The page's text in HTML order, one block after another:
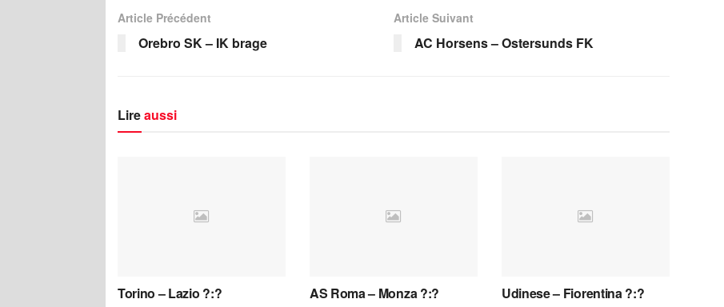
Article Précédent
Orebro SK – IK brage
Article Suivant
AC Horsens – Ostersunds FK
Lireaussi
Torino – Lazio ?:? AS Roma – Monza ?:? Udinese – Fiorentina ?:?